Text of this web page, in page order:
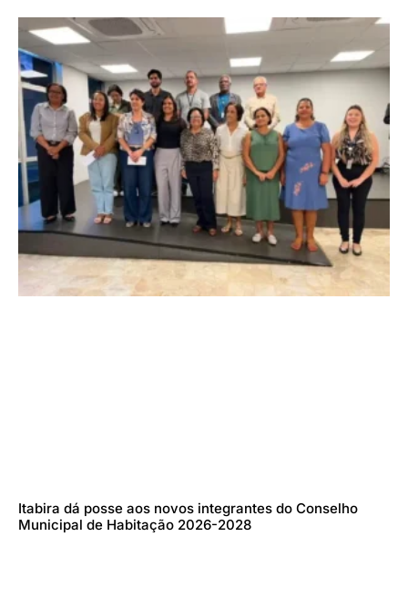
Itabira dá posse aos novos integrantes do Conselho
Municipal de Habitação 2026-2028